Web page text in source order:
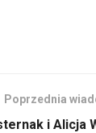
Poprzednia
i Alicja